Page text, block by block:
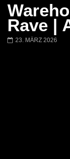
Rave |
23. MÄRZ 2026